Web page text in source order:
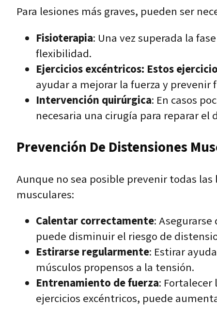
Para lesiones más graves, pueden ser
Fisioterapia: Una vez superada la
flexibilidad.
Ejercicios excéntricos: Estos
ayudar a mejorar la fuerza y prevenir
Intervención quirúrgica: En casos
necesaria una cirugía para reparar el
Prevención De Distensiones
Aunque no sea posible prevenir todas
musculares:
Calentar correctamente:
puede disminuir el riesgo de
Estirarse regularmente: Estirar
músculos propensos a la tensión.
Entrenamiento de fuerza:
ejercicios excéntricos, puede